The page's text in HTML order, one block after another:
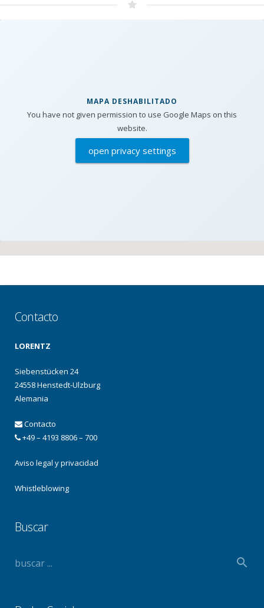
MAPA DESHABILITADO
You have not given permission to use Google Maps on this
website.
open privacy settings
Contacto
LORENTZ
Siebenstücken 24
24558 Henstedt-Ulzburg
Alemania
Contacto
+49 – 4193 8806 – 700
Aviso legal y privacidad
Whistleblowing
Buscar